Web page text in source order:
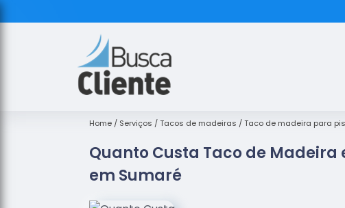
Home Serviços Tacos de madeiras Taco de madeira para
Quanto Custa Taco de Madeira
em Sumaré